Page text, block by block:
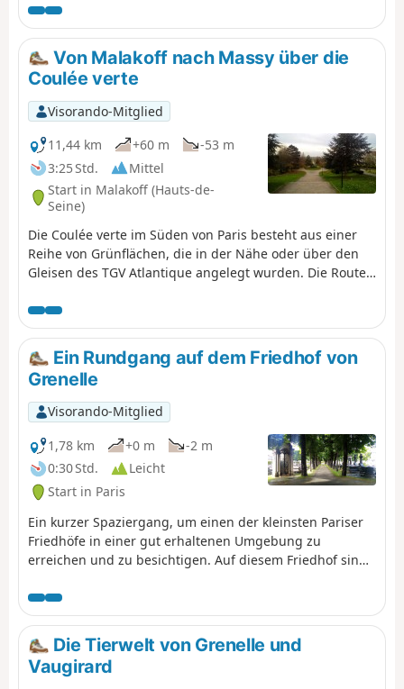
Eisenbahnstrecke Petite Ceinture.
Anschließend schlendert man durch
den Parc Georges Brassens, der
zahlreiche Möglichkeiten zum
Spazierengehen und Verweilen
bietet. Schließlich gelangt man in
den 14. Arrondissement und folgt
der Trasse der Petite Ceinture bis zur
Porte d'Orléans.
Von Malakoff nach Massy über die
Coulée verte
Visorando-Mitglied
11,44 km
+60 m
-53 m
3:25 Std.
Mittel
Start in Malakoff (Hauts-de-
Seine)
Die Coulée verte im Süden von Paris besteht aus einer
Reihe von Grünflächen, die in der Nähe oder über den
Gleisen des TGV Atlantique angelegt wurden. Die Route
ihrem Ende. Ein städtischer Spaziergang im Grünen, der
zu jeder Jahreszeit zu Fuß oder mit dem Fahrrad
unternommen werden kann.
Ein Rundgang auf dem Friedhof von
Grenelle
Visorando-Mitglied
1,78 km
+0 m
-2 m
0:30 Std.
Leicht
Start in Paris
Ein kurzer Spaziergang, um einen der kleinsten Pariser
Friedhöfe in einer gut erhaltenen Umgebung zu
erreichen und zu besichtigen. Auf diesem Friedhof sind
einige originelle Denkmäler.
Die Tierwelt von Grenelle und
Vaugirard